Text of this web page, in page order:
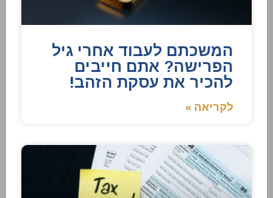
המשכתם לעבוד אחרי גיל
הפרישה? אתם חייבים
להכיר את עסקת הזהב!
לקריאה »